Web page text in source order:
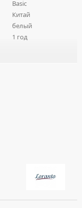
Basic
Китай
белый
1 год